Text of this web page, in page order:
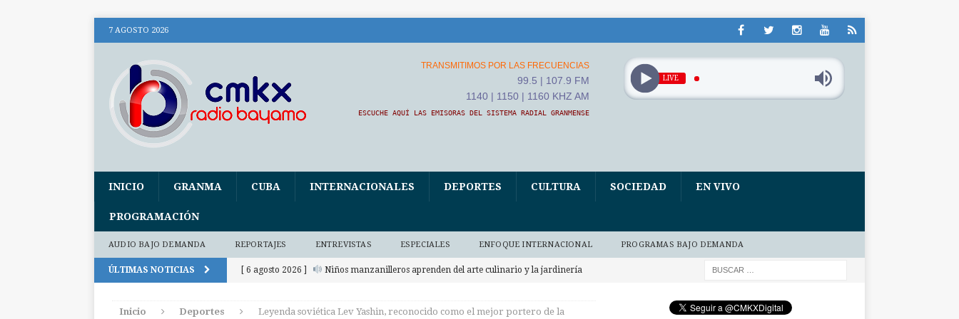
7 AGOSTO 2026
TRANSMITIMOS POR LAS FRECUENCIAS
99.5 | 107.9 FM
1140 | 1150 | 1160 KHZ AM
ESCUCHE AQUÍ LAS EMISORAS DEL SISTEMA RADIAL GRANMENSE
LIVE
INICIO GRANMA CUBA INTERNACIONALES DEPORTES CULTURA SOCIEDAD EN VIVO
PROGRAMACIÓN
AUDIO BAJO DEMANDA REPORTAJES ENTREVISTAS ESPECIALES ENFOQUE INTERNACIONAL PROGRAMAS BAJO DEMANDA
ÚLTIMAS NOTICIAS [ 6 agosto 2026 ] Niños manzanilleros aprenden del arte culinario y la jardinería
Inicio Deportes
Leyenda soviética Lev Yashin, reconocido como el mejor portero de la